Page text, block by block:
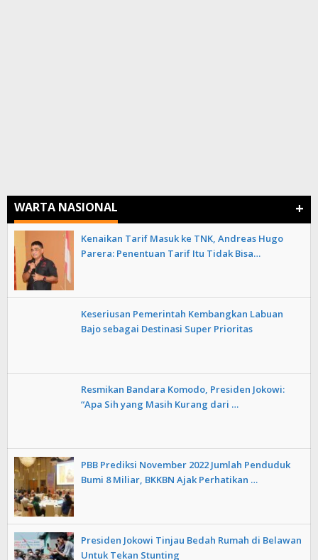
WARTA NASIONAL +
Kenaikan Tarif Masuk ke TNK, Andreas Hugo
Parera: Penentuan Tarif Itu Tidak Bisa…
Keseriusan Pemerintah Kembangkan Labuan
Bajo sebagai Destinasi Super Prioritas
Resmikan Bandara Komodo, Presiden Jokowi:
“Apa Sih yang Masih Kurang dari …
PBB Prediksi November 2022 Jumlah Penduduk
Bumi 8 Miliar, BKKBN Ajak Perhatikan …
Presiden Jokowi Tinjau Bedah Rumah di Belawan
Untuk Tekan Stunting